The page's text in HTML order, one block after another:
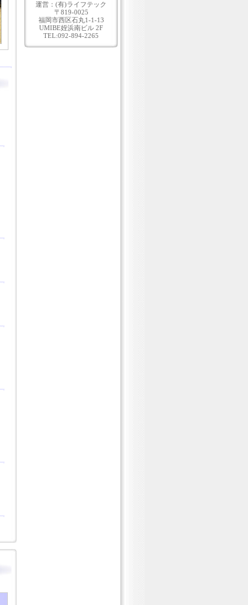
運営：(有)ライフテック
〒819-0025
福岡市西区石丸1-1-13
UMIBE姪浜南ビル 2F
TEL:092-894-2265